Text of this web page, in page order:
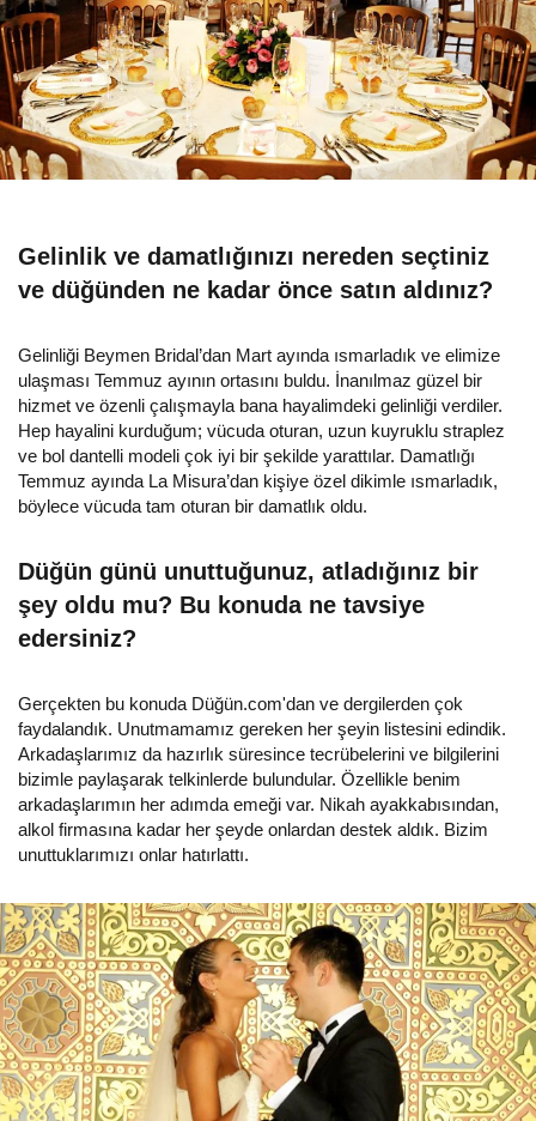
Gelinlik ve damatlığınızı nereden seçtiniz
ve düğünden ne kadar önce satın aldınız?
Gelinliği Beymen Bridal’dan Mart ayında ısmarladık ve elimize
ulaşması Temmuz ayının ortasını buldu. İnanılmaz güzel bir
hizmet ve özenli çalışmayla bana hayalimdeki gelinliği verdiler.
Hep hayalini kurduğum; vücuda oturan, uzun kuyruklu straplez
ve bol dantelli modeli çok iyi bir şekilde yarattılar. Damatlığı
Temmuz ayında La Misura’dan kişiye özel dikimle ısmarladık,
böylece vücuda tam oturan bir damatlık oldu.
Düğün günü unuttuğunuz, atladığınız bir
şey oldu mu? Bu konuda ne tavsiye
edersiniz?
Gerçekten bu konuda Düğün.com'dan ve dergilerden çok
faydalandık. Unutmamamız gereken her şeyin listesini edindik.
Arkadaşlarımız da hazırlık süresince tecrübelerini ve bilgilerini
bizimle paylaşarak telkinlerde bulundular. Özellikle benim
arkadaşlarımın her adımda emeği var. Nikah ayakkabısından,
alkol firmasına kadar her şeyde onlardan destek aldık. Bizim
unuttuklarımızı onlar hatırlattı.